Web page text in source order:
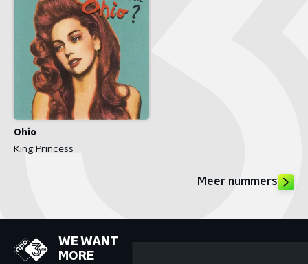
Ohio
King Princess
Meer nummers
WE WANT
MORE